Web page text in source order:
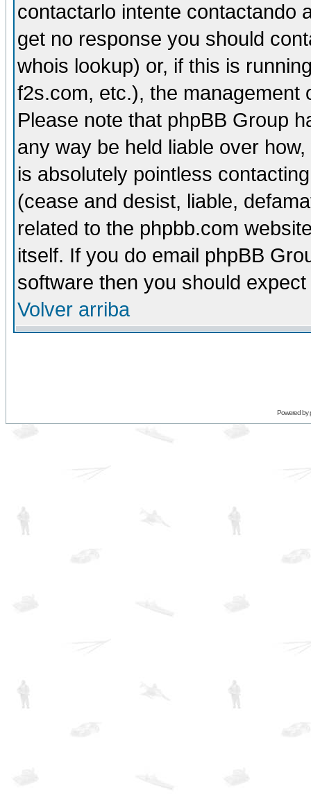
contactarlo intente contactando
get no response you should
whois lookup) or, if this is
f2s.com, etc.), the management
Please note that phpBB Group
any way be held liable over
is absolutely pointless
(cease and desist, liable,
related to the phpbb.com
itself. If you do email phpBB
software then you should
Volver arriba
Powered by